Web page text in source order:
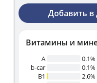
Добавить в
Витамины и
A
0.1%
b-car
0.1%
В1
2.6%